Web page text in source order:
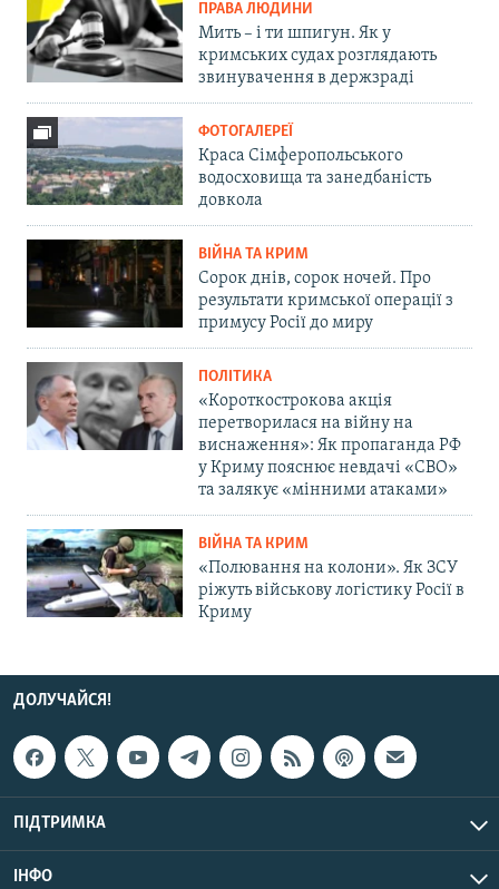
ПРАВА ЛЮДИНИ
Мить – і ти шпигун. Як у
кримських судах розглядають
звинувачення в держзраді
ФОТОГАЛЕРЕЇ
Краса Сімферопольського
водосховища та занедбаність
довкола
ВІЙНА ТА КРИМ
Сорок днів, сорок ночей. Про
результати кримської операції з
примусу Росії до миру
ПОЛІТИКА
«Короткострокова акція
перетворилася на війну на
виснаження»: Як пропаганда РФ
у Криму пояснює невдачі «СВО»
та залякує «мінними атаками»
ВІЙНА ТА КРИМ
«Полювання на колони». Як ЗСУ
ріжуть військову логістику Росії в
Криму
ДОЛУЧАЙСЯ!
ПІДТРИМКА
ІНФО